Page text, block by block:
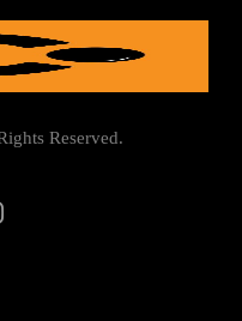
Reserved.